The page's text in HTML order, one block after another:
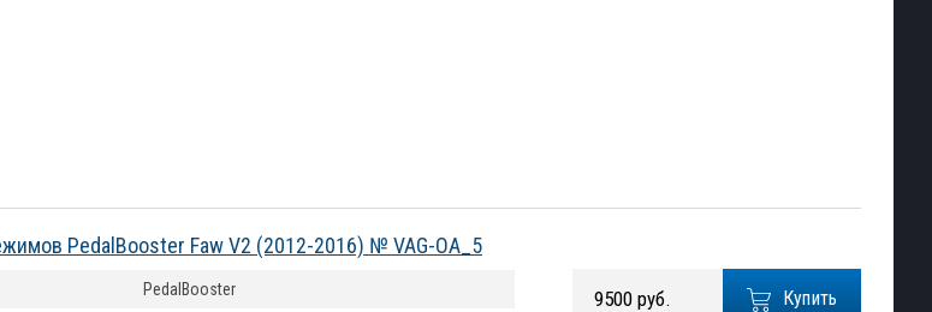
PedalBooster Faw V2 (2012-2016) № VAG-OA_5
Купить
9500 руб.
PedalBooster